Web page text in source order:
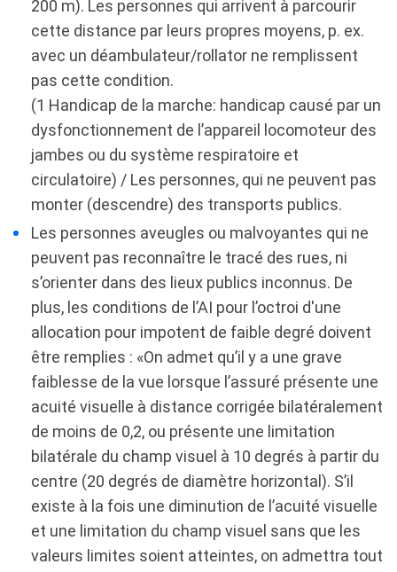
200 m). Les personnes qui arrivent à parcourir
cette distance par leurs propres moyens, p. ex.
avec un déambulateur/rollator ne remplissent
pas cette condition.
(1 Handicap de la marche: handicap causé par un
dysfonctionnement de l’appareil locomoteur des
jambes ou du système respiratoire et
circulatoire) / Les personnes, qui ne peuvent pas
monter (descendre) des transports publics.
Les personnes aveugles ou malvoyantes qui ne
peuvent pas reconnaître le tracé des rues, ni
s’orienter dans des lieux publics inconnus. De
plus, les conditions de l’AI pour l’octroi d'une
allocation pour impotent de faible degré doivent
être remplies : «On admet qu’il y a une grave
faiblesse de la vue lorsque l’assuré présente une
acuité visuelle à distance corrigée bilatéralement
de moins de 0,2, ou présente une limitation
bilatérale du champ visuel à 10 degrés à partir du
centre (20 degrés de diamètre horizontal). S’il
existe à la fois une diminution de l’acuité visuelle
et une limitation du champ visuel sans que les
valeurs limites soient atteintes, on admettra tout